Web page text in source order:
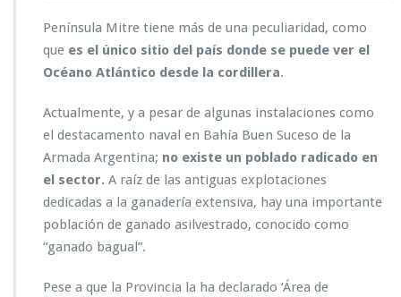
Península Mitre tiene más de una peculiaridad, como
que es el único sitio del país donde se puede ver el
Océano Atlántico desde la cordillera.
Actualmente, y a pesar de algunas instalaciones como
el destacamento naval en Bahía Buen Suceso de la
Armada Argentina; no existe un poblado radicado en
el sector. A raíz de las antiguas explotaciones
dedicadas a la ganadería extensiva, hay una importante
población de ganado asilvestrado, conocido como
“ganado bagual”.
Pese a que la Provincia la ha declarado ‘Área de